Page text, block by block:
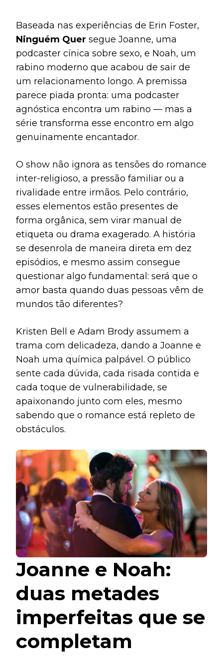
Baseada nas experiências de Erin Foster,
Ninguém Quer segue Joanne, uma
podcaster cínica sobre sexo, e Noah, um
rabino moderno que acabou de sair de
um relacionamento longo. A premissa
parece piada pronta: uma podcaster
agnóstica encontra um rabino — mas a
série transforma esse encontro em algo
genuinamente encantador.
O show não ignora as tensões do romance
inter-religioso, a pressão familiar ou a
rivalidade entre irmãos. Pelo contrário,
esses elementos estão presentes de
forma orgânica, sem virar manual de
etiqueta ou drama exagerado. A história
se desenrola de maneira direta em dez
episódios, e mesmo assim consegue
questionar algo fundamental: será que o
amor basta quando duas pessoas vêm de
mundos tão diferentes?
Kristen Bell e Adam Brody assumem a
trama com delicadeza, dando a Joanne e
Noah uma química palpável. O público
sente cada dúvida, cada risada contida e
cada toque de vulnerabilidade, se
apaixonando junto com eles, mesmo
sabendo que o romance está repleto de
obstáculos.
Joanne e Noah:
duas metades
imperfeitas que se
completam